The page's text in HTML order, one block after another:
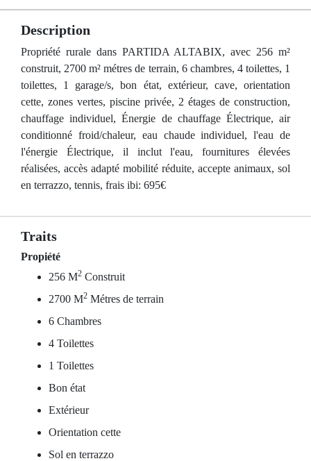
Description
Propriété rurale dans PARTIDA ALTABIX, avec 256 m²
construit, 2700 m² métres de terrain, 6 chambres, 4 toilettes, 1
toilettes, 1 garage/s, bon état, extérieur, cave, orientation
cette, zones vertes, piscine privée, 2 étages de construction,
chauffage individuel, Énergie de chauffage Électrique, air
conditionné froid/chaleur, eau chaude individuel, l'eau de
l'énergie Électrique, il inclut l'eau, fournitures élevées
réalisées, accès adapté mobilité réduite, accepte animaux, sol
en terrazzo, tennis, frais ibi: 695€
Traits
Propiété
256 M2 Construit
2700 M2 Métres de terrain
6 Chambres
4 Toilettes
1 Toilettes
Bon état
Extérieur
Orientation cette
Sol en terrazzo